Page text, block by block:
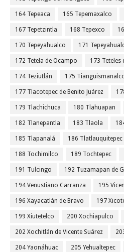
164 Tepeaca 165 Tepemaxalco
167 Tepetzintla 168 Tepexco
170 Tepeyahualco 171
172 Tetela de Ocampo 173 Teteles
174 Teziutlán 175
177 Tlacotepec de Benito Juárez
179 Tlachichuca 180 Tlahuapan
182 Tlanepantla 183 Tlaola
185 Tlapanalá 186 Tlatlauquitepec
188 Tochimilco 189 Tochtepec
191 Tulcingo 192 Tuzamapan de
194 Venustiano Carranza 195
196 Xayacatlán de Bravo 197
199 Xiutetelco 200 Xochiapulco
202 Xochitlán de Vicente Suárez
204 Yaonáhuac 205 Yehualtepec